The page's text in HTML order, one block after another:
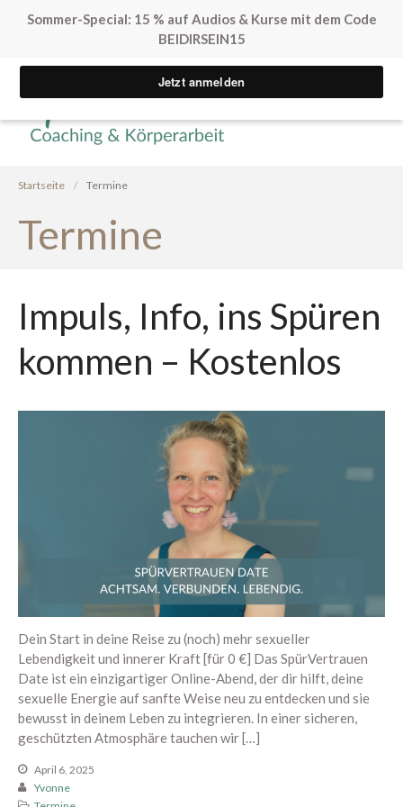
Sommer-Special: 15 % auf Audios & Kurse mit dem Code
BEIDIRSEIN15
Mini Sexleben Test
Vorgespräch
Podcast
Arrival Einstieg
Berührung spüren
Edging erleben
Paar Begegnung
1:1 Begleitung
Übersicht
Proven Expert
Weitere Kundenstimmen
Über mich
Dein Bereich
SpürVertrauen
Yvonne Peglow Sexual Life
Startseite / Termine
Termine
Impuls, Info, ins Spüren
kommen – Kostenlos
Dein Start in deine Reise zu (noch) mehr sexueller
Lebendigkeit und innerer Kraft [für 0 €] Das SpürVertrauen
Date ist ein einzigartiger Online-Abend, der dir hilft, deine
sexuelle Energie auf sanfte Weise neu zu entdecken und sie
bewusst in deinem Leben zu integrieren. In einer sicheren,
geschützten Atmosphäre tauchen wir […]
April 6, 2025
Yvonne